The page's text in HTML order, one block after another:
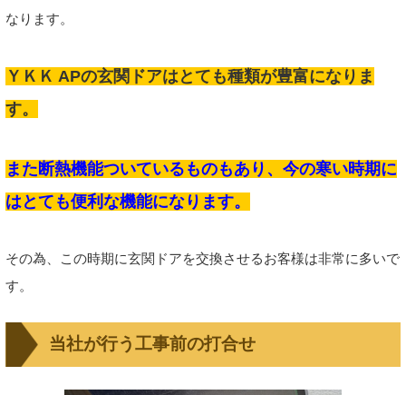
なります。
ＹＫＫ APの玄関ドアはとても種類が豊富になりま
す。
また断熱機能ついているものもあり、今の寒い時期に
はとても便利な機能になります。
その為、この時期に玄関ドアを交換させるお客様は非常に多いで
す。
当社が行う工事前の打合せ